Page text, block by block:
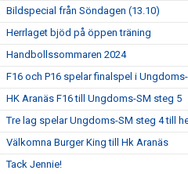
Bildspecial från Söndagen (13.10)
Herrlaget bjöd på öppen träning
Handbollssommaren 2024
F16 och P16 spelar finalspel i
HK Aranäs F16 till Ungdoms-SM steg 5
Tre lag spelar Ungdoms-SM steg 4 till
Välkomna Burger King till Hk Aranäs
Tack Jennie!